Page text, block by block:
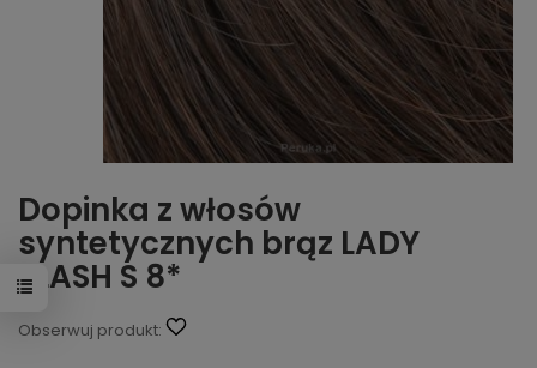
Dopinka z włosów
syntetycznych brąz LADY
FLASH S 8*
Obserwuj produkt: